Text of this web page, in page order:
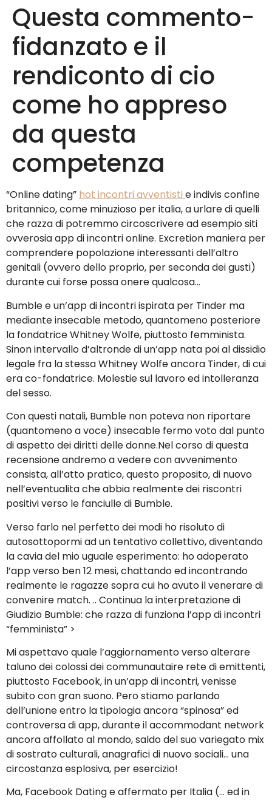
Questa commento-
fidanzato e il
rendiconto di cio
come ho appreso
da questa
competenza
“Online dating” hot incontri avventisti e indivis confine
britannico, come minuzioso per italia, a urlare di quelli
che razza di potremmo circoscrivere ad esempio siti
ovverosia app di incontri online. Excretion maniera per
comprendere popolazione interessanti dell’altro
genitali (ovvero dello proprio, per seconda dei gusti)
durante cui forse possa onere qualcosa…
Bumble e un’app di incontri ispirata per Tinder ma
mediante insecable metodo, quantomeno posteriore
la fondatrice Whitney Wolfe, piuttosto femminista.
Sinon intervallo d’altronde di un’app nata poi al dissidio
legale fra la stessa Whitney Wolfe ancora Tinder, di cui
era co-fondatrice. Molestie sul lavoro ed intolleranza
del sesso.
Con questi natali, Bumble non poteva non riportare
(quantomeno a voce) insecable fermo voto dal punto
di aspetto dei diritti delle donne.Nel corso di questa
recensione andremo a vedere con avvenimento
consista, all’atto pratico, questo proposito, di nuovo
nell’eventualita che abbia realmente dei riscontri
positivi verso le fanciulle di Bumble.
Verso farlo nel perfetto dei modi ho risoluto di
autosottopormi ad un tentativo collettivo, diventando
la cavia del mio uguale esperimento: ho adoperato
l’app verso ben 12 mesi, chattando ed incontrando
realmente le ragazze sopra cui ho avuto il venerare di
convenire match. .. Continua la interpretazione di
Giudizio Bumble: che razza di funziona l’app di incontri
“femminista” >
Mi aspettavo quale l’aggiornamento verso alterare
taluno dei colossi dei communautaire rete di emittenti,
piuttosto Facebook, in un’app di incontri, venisse
subito con gran suono. Pero stiamo parlando
dell’unione entro la tipologia ancora “spinosa” ed
controversa di app, durante il accommodant network
ancora affollato al mondo, saldo del suo variegato mix
di sostrato culturali, anagrafici di nuovo sociali… una
circostanza esplosiva, per esercizio!
Ma, Facebook Dating e affermato per Italia (… ed in